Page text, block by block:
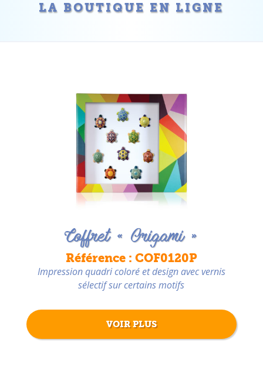
LA BOUTIQUE EN LIGNE
Coffret « Origami »
Référence : COF0120P
Impression quadri coloré et design avec vernis
sélectif sur certains motifs
VOIR PLUS